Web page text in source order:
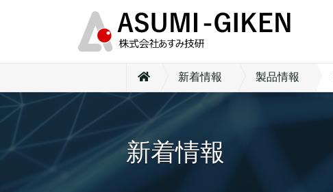
新着情報 製品情報
新着情報